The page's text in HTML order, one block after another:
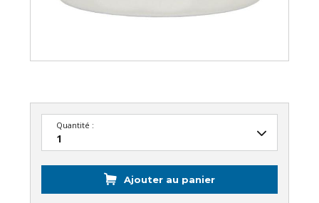
Quantité :
Ajouter au panier